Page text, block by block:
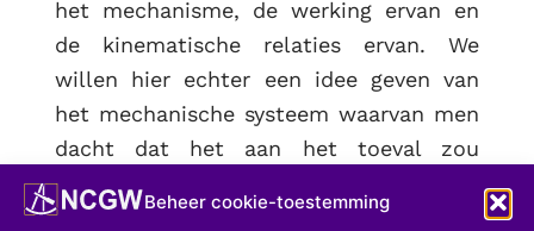
Beheer cookie-toestemming
het mechanisme, de werking ervan en
de kinematische relaties ervan. We
willen hier echter een idee geven van
het mechanische systeem waarvan men
dacht dat het aan het toeval zou
overlaten of de cilinders al dan niet elke
twee maten muziek vertalen.